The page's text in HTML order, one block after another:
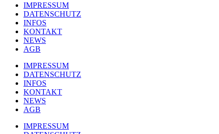
IMPRESSUM
DATENSCHUTZ
INFOS
KONTAKT
NEWS
AGB
IMPRESSUM
DATENSCHUTZ
INFOS
KONTAKT
NEWS
AGB
IMPRESSUM